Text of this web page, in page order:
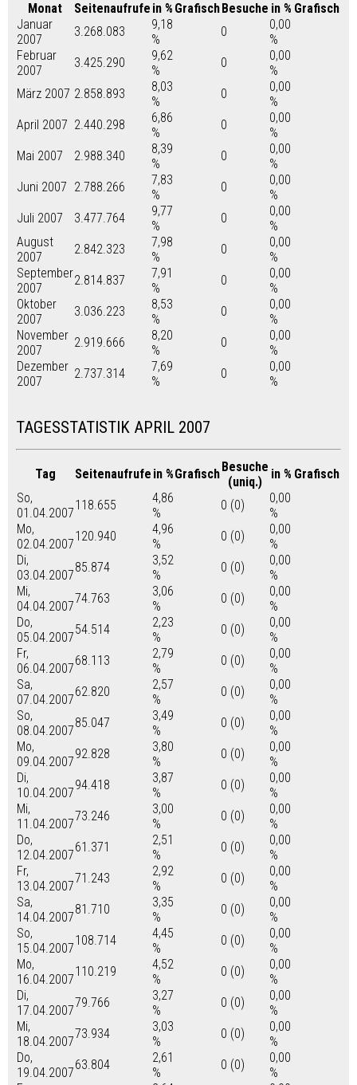
Monat Seitenaufrufe in % GrafischBesuche in % Grafisch
Januar
2007
3.268.083
9,18
%
0
0,00
%
Februar
2007
3.425.290
9,62
%
0
0,00
%
März 2007 2.858.893
8,03
%
0
0,00
%
April 2007 2.440.298
6,86
%
0
0,00
%
Mai 2007
2.988.340
8,39
%
0
0,00
%
Juni 2007 2.788.266
7,83
%
0
0,00
%
Juli 2007
3.477.764
9,77
%
0
0,00
%
August
2007
2.842.323
7,98
%
0
0,00
%
September
2007
2.814.837
7,91
%
0
0,00
%
Oktober
2007
3.036.223
8,53
%
0
0,00
%
November
2007
2.919.666
8,20
%
0
0,00
%
Dezember
2007
2.737.314
7,69
%
0
0,00
%
TAGESSTATISTIK APRIL 2007
Tag Seitenaufrufe in %GrafischBesuche
(uniq.)
in % Grafisch
So,
01.04.2007
118.655
4,86
%
0 (0)
0,00
%
Mo,
02.04.2007
120.940
4,96
%
0 (0)
0,00
%
Di,
03.04.2007
85.874
3,52
%
0 (0)
0,00
%
Mi,
04.04.2007
74.763
3,06
%
0 (0)
0,00
%
Do,
05.04.2007
54.514
2,23
%
0 (0)
0,00
%
Fr,
06.04.2007
68.113
2,79
%
0 (0)
0,00
%
Sa,
07.04.2007
62.820
2,57
%
0 (0)
0,00
%
So,
08.04.2007
85.047
3,49
%
0 (0)
0,00
%
Mo,
09.04.2007
92.828
3,80
%
0 (0)
0,00
%
Di,
10.04.2007
94.418
3,87
%
0 (0)
0,00
%
Mi,
11.04.2007
73.246
3,00
%
0 (0)
0,00
%
Do,
12.04.2007
61.371
2,51
%
0 (0)
0,00
%
Fr,
13.04.2007
71.243
2,92
%
0 (0)
0,00
%
Sa,
14.04.2007
81.710
3,35
%
0 (0)
0,00
%
So,
15.04.2007
108.714
4,45
%
0 (0)
0,00
%
Mo,
16.04.2007
110.219
4,52
%
0 (0)
0,00
%
Di,
17.04.2007
79.766
3,27
%
0 (0)
0,00
%
Mi,
18.04.2007
73.934
3,03
%
0 (0)
0,00
%
Do,
19.04.2007
63.804
2,61
%
0 (0)
0,00
%